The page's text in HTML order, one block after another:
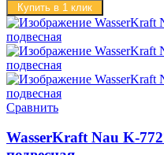
Купить в 1 клик
Сравнить
WasserKraft Nau K-